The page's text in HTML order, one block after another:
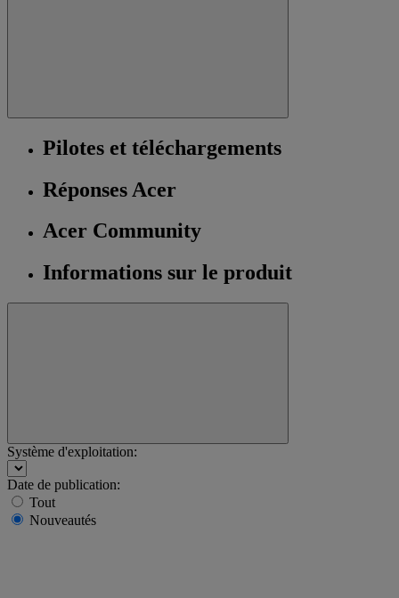
Pilotes et téléchargements
Réponses Acer
Acer Community
Informations sur le produit
Système d'exploitation:
Date de publication:
Tout
Nouveautés